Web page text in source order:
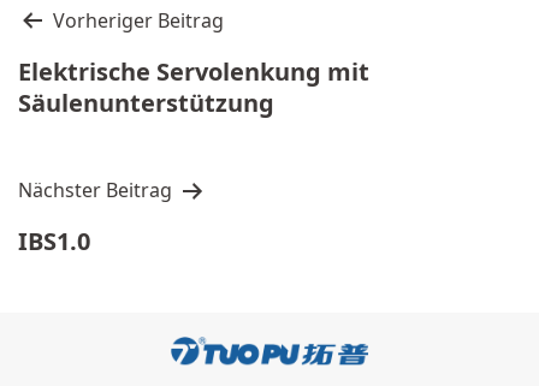
文
章
导
Vorheriger Beitrag
Elektrische Servolenkung mit
Säulenunterstützung
Nächster Beitrag
IBS1.0